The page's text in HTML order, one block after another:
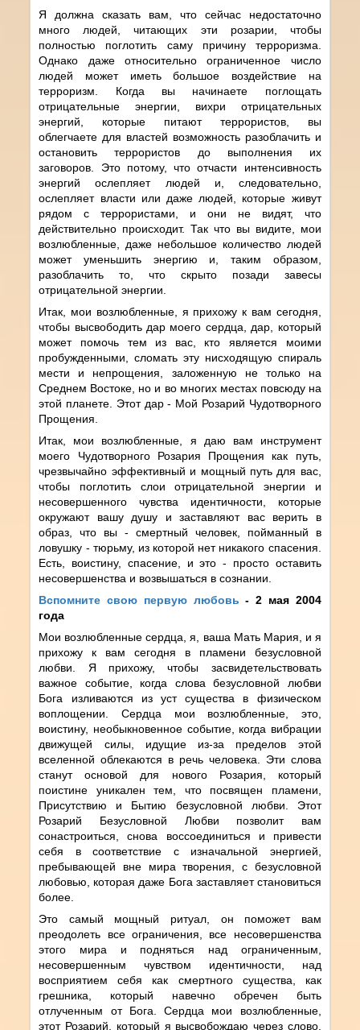
Я должна сказать вам, что сейчас недостаточно
много людей, читающих эти розарии, чтобы
полностью поглотить саму причину терроризма.
Однако даже относительно ограниченное число
людей может иметь большое воздействие на
терроризм. Когда вы начинаете поглощать
отрицательные энергии, вихри отрицательных
энергий, которые питают террористов, вы
облегчаете для властей возможность разоблачить и
остановить террористов до выполнения их
заговоров. Это потому, что отчасти интенсивность
энергий ослепляет людей и, следовательно,
ослепляет власти или даже людей, которые живут
рядом с террористами, и они не видят, что
действительно происходит. Так что вы видите, мои
возлюбленные, даже небольшое количество людей
может уменьшить энергию и, таким образом,
разоблачить то, что скрыто позади завесы
отрицательной энергии.
Итак, мои возлюбленные, я прихожу к вам сегодня,
чтобы высвободить дар моего сердца, дар, который
может помочь тем из вас, кто является моими
пробужденными, сломать эту нисходящую спираль
мести и непрощения, заложенную не только на
Среднем Востоке, но и во многих местах повсюду на
этой планете. Этот дар - Мой Розарий Чудотворного
Прощения.
Итак, мои возлюбленные, я даю вам инструмент
моего Чудотворного Розария Прощения как путь,
чрезвычайно эффективный и мощный путь для вас,
чтобы поглотить слои отрицательной энергии и
несовершенного чувства идентичности, которые
окружают вашу душу и заставляют вас верить в
образ, что вы - смертный человек, пойманный в
ловушку - тюрьму, из которой нет никакого спасения.
Есть, воистину, спасение, и это - просто оставить
несовершенства и возвышаться в сознании.
Вспомните свою первую любовь - 2 мая 2004
года
Мои возлюбленные сердца, я, ваша Мать Мария, и я
прихожу к вам сегодня в пламени безусловной
любви. Я прихожу, чтобы засвидетельствовать
важное событие, когда слова безусловной любви
Бога изливаются из уст существа в физическом
воплощении. Сердца мои возлюбленные, это,
воистину, необыкновенное событие, когда вибрации
движущей силы, идущие из-за пределов этой
вселенной облекаются в речь человека. Эти слова
станут основой для нового Розария, который
поистине уникален тем, что посвящен пламени,
Присутствию и Бытию безусловной любви. Этот
Розарий Безусловной Любви позволит вам
сонастроиться, снова воссоединиться и привести
себя в соответствие с изначальной энергией,
пребывающей вне мира творения, с безусловной
любовью, которая даже Бога заставляет становиться
более.
Это самый мощный ритуал, он поможет вам
преодолеть все ограничения, все несовершенства
этого мира и подняться над ограниченным,
несовершенным чувством идентичности, над
восприятием себя как смертного существа, как
грешника, который навечно обречен быть
отлученным от Бога. Сердца мои возлюбленные,
этот Розарий, который я высвобождаю через слово,